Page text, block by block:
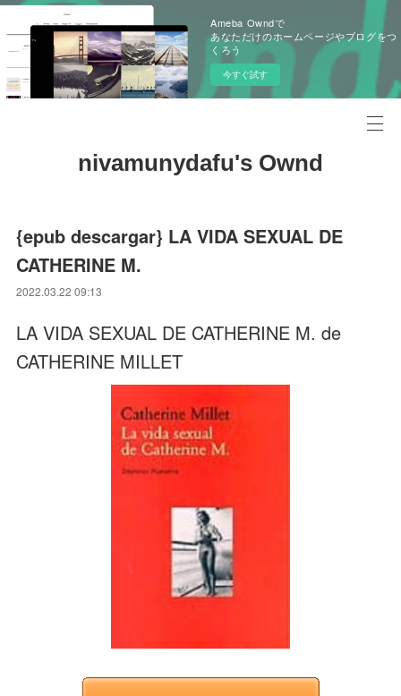
Ameba Owndで
あなただけのホームページやブログをつ
くろう
今すぐ試す
nivamunydafu's Ownd
{epub descargar} LA VIDA SEXUAL DE
CATHERINE M.
2022.03.22 09:13
LA VIDA SEXUAL DE CATHERINE M. de
CATHERINE MILLET